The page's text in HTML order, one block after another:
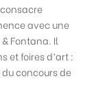
avec une
Fontana. Il
et foires d’art :
concours de